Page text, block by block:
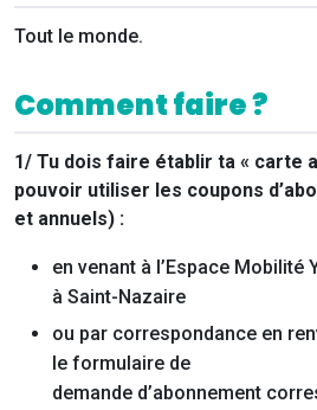
Tout le monde.
Comment faire ?
1/ Tu dois faire établir ta « carte
pouvoir utiliser les coupons
et annuels) :
en venant à l’Espace Mobilité
à Saint-Nazaire
ou par correspondance en
le formulaire de
demande d’abonnement